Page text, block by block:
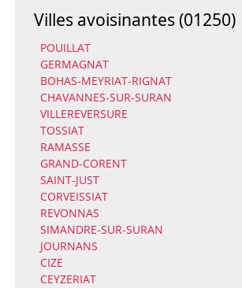
Villes avoisinantes (01250)
POUILLAT
GERMAGNAT
BOHAS-MEYRIAT-RIGNAT
CHAVANNES-SUR-SURAN
VILLEREVERSURE
TOSSIAT
RAMASSE
GRAND-CORENT
SAINT-JUST
CORVEISSIAT
REVONNAS
SIMANDRE-SUR-SURAN
JOURNANS
CIZE
CEYZERIAT